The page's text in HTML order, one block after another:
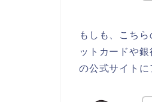
もしも、こち
ットカードや
の公式サイト